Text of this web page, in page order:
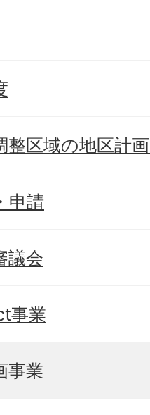
整区域の地区計
申請
議会
事業
事業